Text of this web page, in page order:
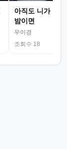
아직도 니가 그
밤이면
우이경
조회수 18